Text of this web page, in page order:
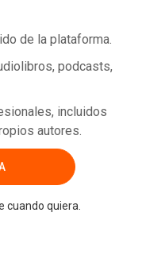
de la plataforma.
podcasts,
incluidos
autores.
cuando quiera.